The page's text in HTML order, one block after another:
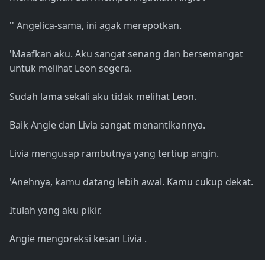
'' Angelica-sama, ini agak merepotkan.
'Maafkan aku. Aku sangat senang dan bersemangat
untuk melihat Leon segera.
Sudah lama sekali aku tidak melihat Leon.
Baik Angie dan Livia sangat menantikannya.
Livia mengusap rambutnya yang tertiup angin.
'Anehnya, kamu datang lebih awal. Kamu cukup dekat.
Itulah yang aku pikir.
Angie mengoreksi kesan Livia .